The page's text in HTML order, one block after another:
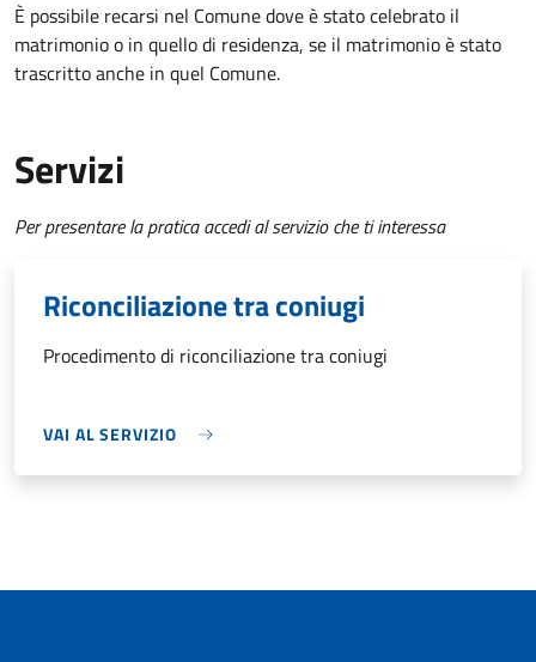
È possibile recarsi nel Comune dove è stato celebrato il
matrimonio o in quello di residenza, se il matrimonio è stato
trascritto anche in quel Comune.
Servizi
Per presentare la pratica accedi al servizio che ti interessa
Riconciliazione tra coniugi
Procedimento di riconciliazione tra coniugi
VAI AL SERVIZIO